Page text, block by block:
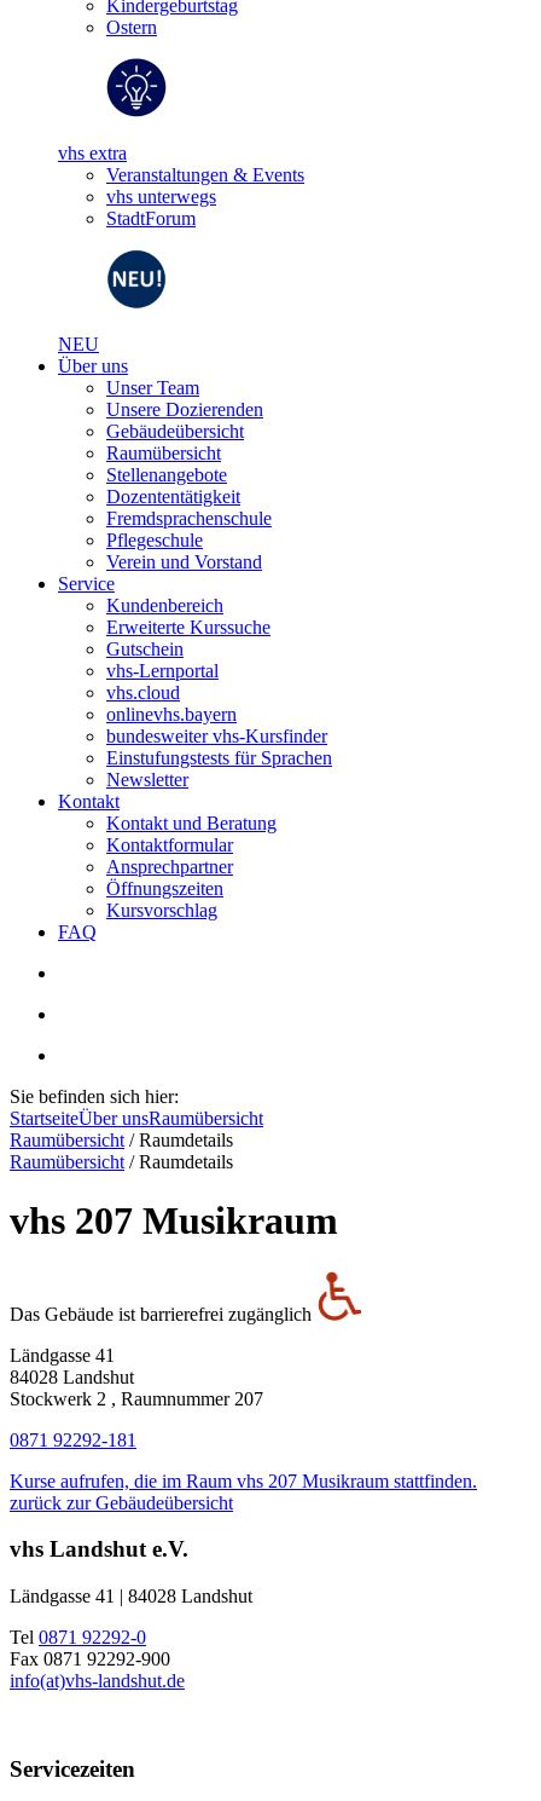
Kindergeburtstag
Ostern
vhs extra
Veranstaltungen & Events
vhs unterwegs
StadtForum
NEU
Über uns
Unser Team
Unsere Dozierenden
Gebäudeübersicht
Raumübersicht
Stellenangebote
Dozententätigkeit
Fremdsprachenschule
Pflegeschule
Verein und Vorstand
Service
Kundenbereich
Erweiterte Kurssuche
Gutschein
vhs-Lernportal
vhs.cloud
onlinevhs.bayern
bundesweiter vhs-Kursfinder
Einstufungstests für Sprachen
Newsletter
Kontakt
Kontakt und Beratung
Kontaktformular
Ansprechpartner
Öffnungszeiten
Kursvorschlag
FAQ
Sie befinden sich hier:
StartseiteÜber unsRaumübersicht
Raumübersicht /Raumdetails
Raumübersicht /Raumdetails
vhs 207 Musikraum
Das Gebäude ist barrierefrei zugänglich
Ländgasse 41
84028 Landshut
Stockwerk 2 , Raumnummer 207
0871 92292-181
Kurse aufrufen, die im Raum vhs 207 Musikraum stattfinden.
zurück zur Gebäudeübersicht
vhs Landshut e.V.
Ländgasse 41 | 84028 Landshut
Tel 0871 92292-0
Fax 0871 92292-900
info(at)vhs-landshut.de
Servicezeiten